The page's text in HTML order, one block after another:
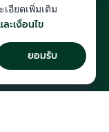
อียดเพิ่มเติม
ะเงื่อนไข
ยอมรับ